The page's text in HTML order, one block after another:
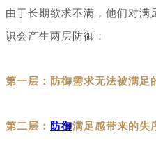
由于长期欲求不满，他们对满
识会产生两层防御：
第一层：防御需求无法被满足
第二层： 防御满足感带来的失